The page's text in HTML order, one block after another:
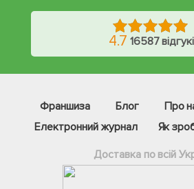
4.7 16587
Франшиза Блог Про
Електронний журнал
Як
Доставка по всій